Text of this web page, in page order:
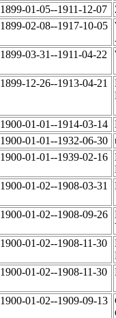
1899-01-05--1911-12-07
1899-02-08--1917-10-05
1899-03-31--1911-04-22
1899-12-26--1913-04-21
1900-01-01--1914-03-14
1900-01-01--1932-06-30
1900-01-01--1939-02-16
1900-01-02--1908-03-31
1900-01-02--1908-09-26
1900-01-02--1908-11-30
1900-01-02--1908-11-30
1900-01-02--1909-09-13